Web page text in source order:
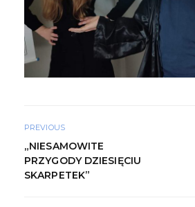
PREVIOUS
„NIESAMOWITE
PRZYGODY DZIESIĘCIU
SKARPETEK”